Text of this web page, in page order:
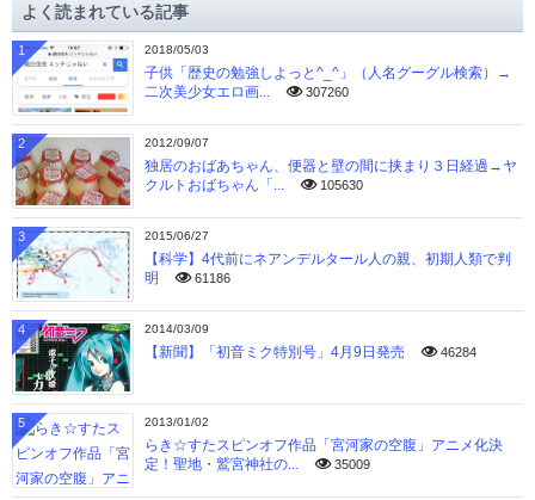
ブよく読まれている記事
2018/05/03
子供「歴史の勉強しよっと^_^」（人名グーグル検索）→
二次美少女エロ画...
307260
1
2012/09/07
独居のおばあちゃん、便器と壁の間に挟まり３日経過→ヤ
クルトおばちゃん「...
105630
2
2015/06/27
【科学】4代前にネアンデルタール人の親、初期人類で判
明
61186
3
2014/03/09
【新聞】「初音ミク特別号」4月9日発売 46284
4
2013/01/02
らき☆すたスピンオフ作品「宮河家の空腹」アニメ化決
定！聖地・鷲宮神社の...
35009
5